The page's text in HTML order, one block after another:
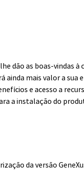
dão as boas-vindas à
ainda mais valor a
e acesso a
a instalação do
da versão